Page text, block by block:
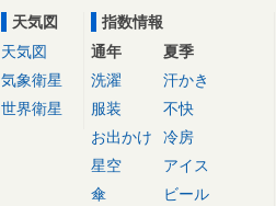
天気図
天気図
気象衛星
世界衛星
指数情報
通年
洗濯
服装
お出かけ
星空
傘
夏季
汗かき
不快
冷房
アイス
ビール